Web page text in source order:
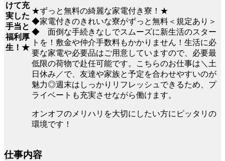
けて充
実した
手当と
福利厚
生！★
★ずっと無料の綺麗な家電付き寮！★
◆家電付きのきれいな寮がずっと無料＜規定あり＞
◆ 面倒な手続きなしでスムーズに新生活のスター
トを！敷金や仲介手数料もかかりません！生活に必
要な家電や必要品はご用意していますので、必要最
低限の荷物で赴任可能です。こちらのお仕事は＼土
日休み／で、友達や家族と予定を合わせやすいのが
魅力◎週末はしっかりリフレッシュできるため、プ
ライベートも充実させながら働けます。
オンオフのメリハリを大切にしたい方にピッタリの
環境です！
仕事内容